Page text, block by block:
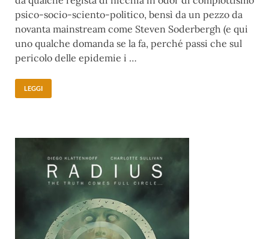
psico-socio-sciento-politico, bensì da un pezzo da
novanta mainstream come Steven Soderbergh (e qui
uno qualche domanda se la fa, perché passi che sul
pericolo delle epidemie i …
LEGGI